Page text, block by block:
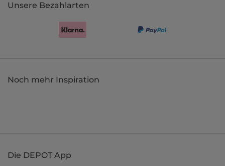
Unsere Bezahlarten
Noch mehr Inspiration
Die DEPOT App